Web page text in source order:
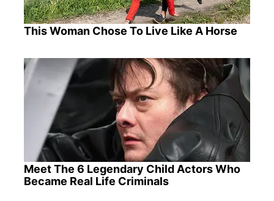
This Woman Chose To Live Like A Horse
Meet The 6 Legendary Child Actors Who
Became Real Life Criminals